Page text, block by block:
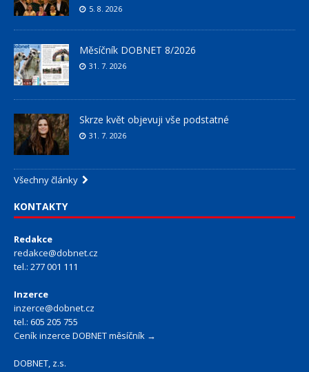
5. 8. 2026
Měsíčník DOBNET 8/2026
31. 7. 2026
Skrze květ objevuji vše podstatné
31. 7. 2026
Všechny články
KONTAKTY
Redakce
redakce@dobnet.cz
tel.: 277 001 111
Inzerce
inzerce@dobnet.cz
tel.: 605 205 755
Ceník inzerce DOBNET měsíčník →
DOBNET, z.s.